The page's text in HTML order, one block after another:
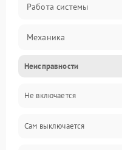
Работа системы
Механика
Неисправности
Не включается
Сам выключается